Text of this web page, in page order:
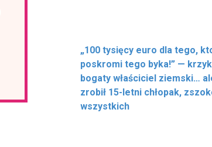
„100 tysięcy euro dla tego,
poskromi tego byka!” —
bogaty właściciel ziemski…
zrobił 15-letni chłopak,
wszystkich